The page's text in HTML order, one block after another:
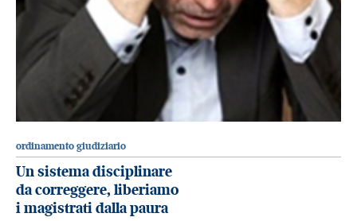
ordinamento giudiziario
Un sistema disciplinare
da correggere, liberiamo
i magistrati dalla paura